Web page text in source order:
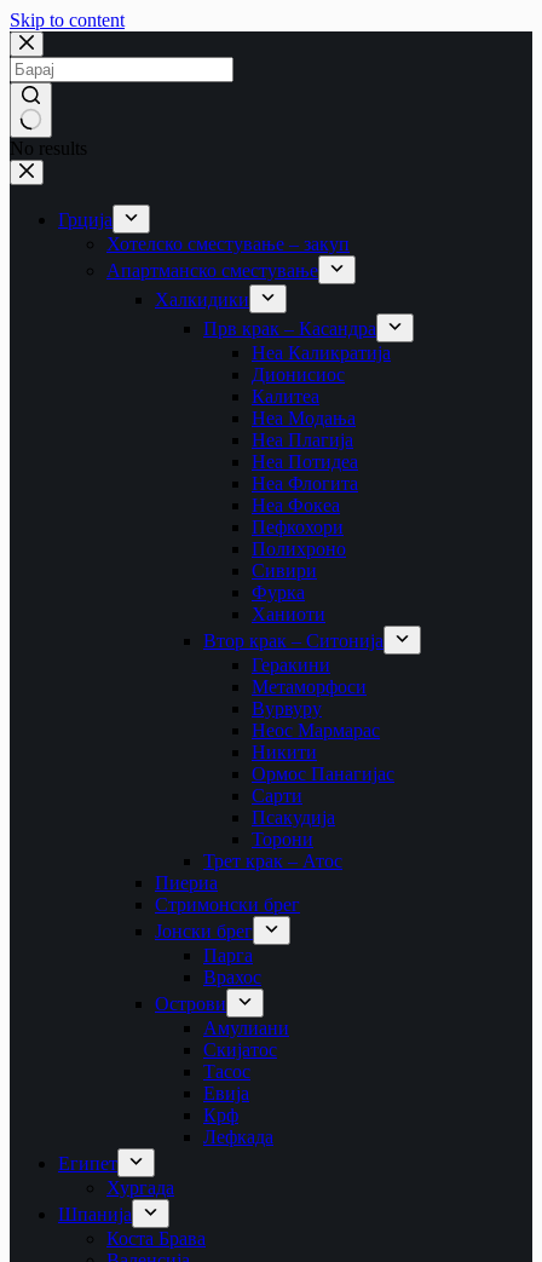
Skip to content
No results
Грција
Хотелско сместување – закуп
Апартманско сместување
Халкидики
Прв крак – Касандра
Неа Каликратија
Дионисиос
Калитеа
Неа Модања
Неа Плагија
Неа Потидеа
Неа Флогита
Неа Фокеа
Пефкохори
Полихроно
Сивири
Фурка
Ханиоти
Втор крак – Ситонија
Геракини
Метаморфоси
Вурвуру
Неос Мармарас
Никити
Ормос Панагијас
Сарти
Псакудија
Торони
Трет крак – Атос
Пиериа
Стримонски брег
Јонски брег
Парга
Врахос
Острови
Амулиани
Скијатос
Тасос
Евија
Крф
Лефкада
Египет
Хургада
Шпанија
Коста Брава